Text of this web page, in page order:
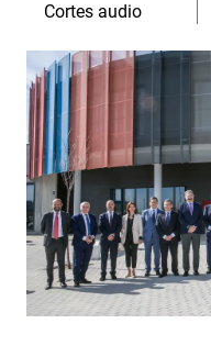
Cortes audio